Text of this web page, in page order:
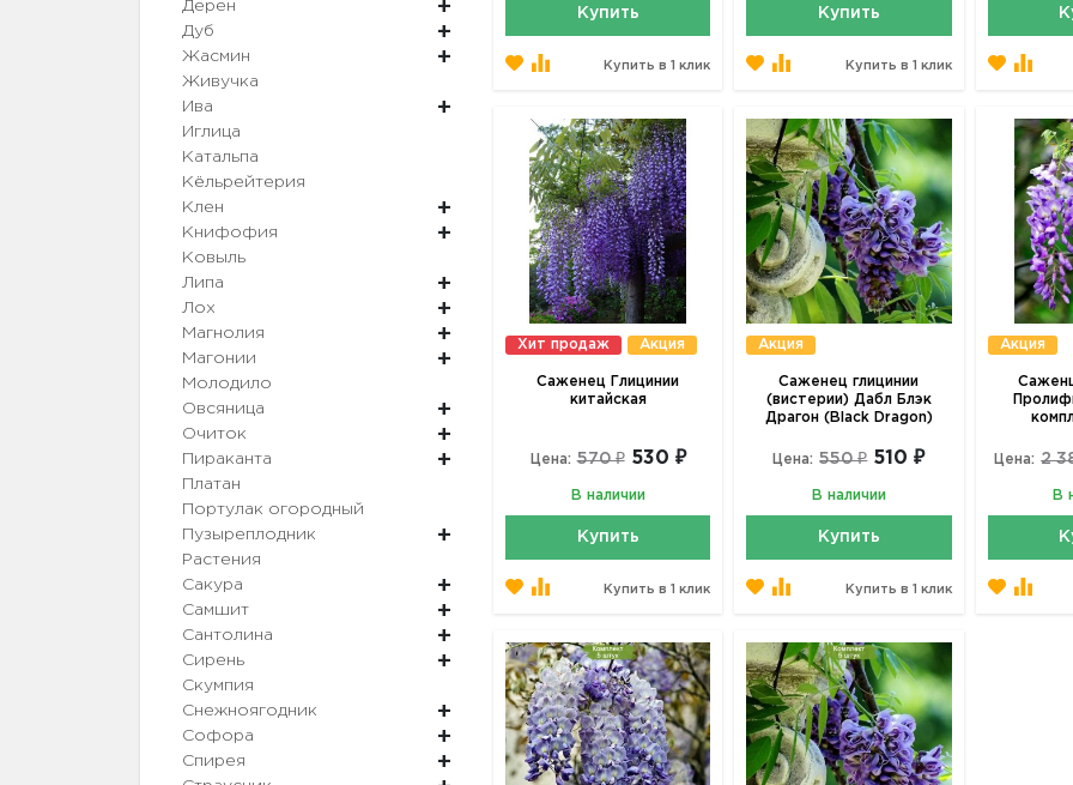
Дерен
Дуб
Жасмин
Живучка
Ива
Иглица
Катальпа
Кёльрейтерия
Клен
Книфофия
Ковыль
Липа
Лох
Магнолия
Магонии
Молодило
Овсяница
Очиток
Пираканта
Платан
Портулак огородный
Пузыреплодник
Растения
Сакура
Самшит
Сантолина
Сирень
Скумпия
Снежноягодник
Софора
Спирея
Купить
Купить в 1 клик
Купить
Купить в 1 клик
Хит продаж Акция
Саженец Глицинии
китайская
Цена: 570 ₽ 530 ₽
В наличии
Купить
Купить в 1 клик
Акция
Саженец глицинии
(вистерии) Дабл Блэк
Драгон (Black Dragon)
Цена: 550 ₽ 510 ₽
В наличии
Купить
Купить в 1 клик
Акция
Цена: 2
В